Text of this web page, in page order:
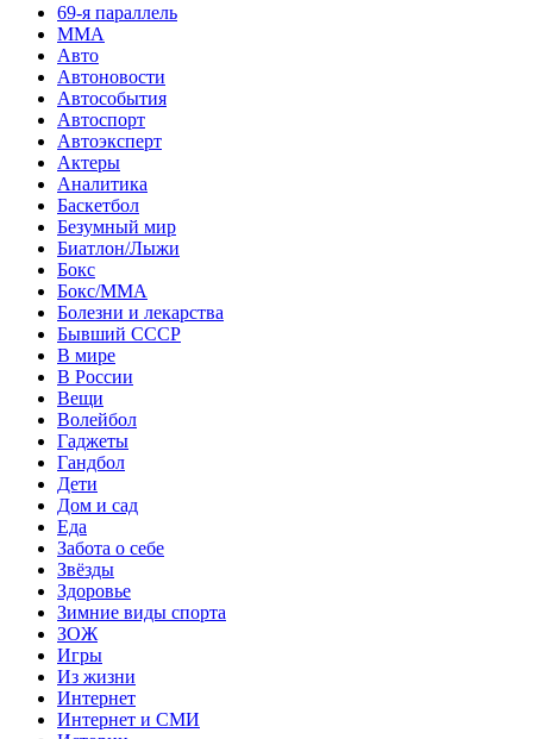
69-я параллель
MMA
Авто
Автоновости
Автособытия
Автоспорт
Автоэксперт
Актеры
Аналитика
Баскетбол
Безумный мир
Биатлон/Лыжи
Бокс
Бокс/MMA
Болезни и лекарства
Бывший СССР
В мире
В России
Вещи
Волейбол
Гаджеты
Гандбол
Дети
Дом и сад
Еда
Забота о себе
Звёзды
Здоровье
Зимние виды спорта
ЗОЖ
Игры
Из жизни
Интернет
Интернет и СМИ